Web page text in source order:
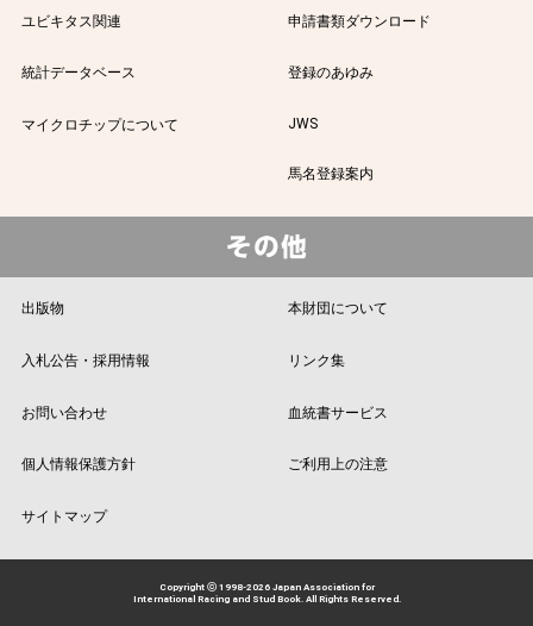
ユビキタス関連 申請書類ダウンロード
統計データベース 登録のあゆみ
マイクロチップについて JWS
馬名登録案内
出版物 本財団について
入札公告・採用情報 リンク集
お問い合わせ 血統書サービス
個人情報保護方針 ご利用上の注意
サイトマップ
Copyright ⓒ 1998-2026 Japan Association for
International Racing and Stud Book. All Rights Reserved.